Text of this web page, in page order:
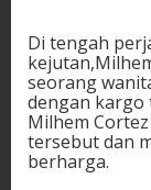
Di tengah
seorang
dengan kargo
Milhem
tersebut dan
berharga.